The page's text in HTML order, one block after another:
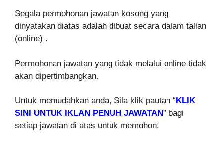
Segala permohonan jawatan kosong yang
dinyatakan diatas adalah dibuat secara dalam talian
(online) .
Permohonan jawatan yang tidak melalui online tidak
akan dipertimbangkan.
Untuk memudahkan anda, Sila klik pautan “KLIK
SINI UNTUK IKLAN PENUH JAWATAN” bagi
setiap jawatan di atas untuk memohon.